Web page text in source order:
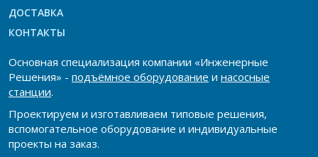
ДОСТАВКА
КОНТАКТЫ
Основная специализация компании «Инженерные
Решения» - подъёмное оборудование и насосные
станции.
Проектируем и изготавливаем типовые решения,
вспомогательное оборудование и индивидуальные
проекты на заказ.